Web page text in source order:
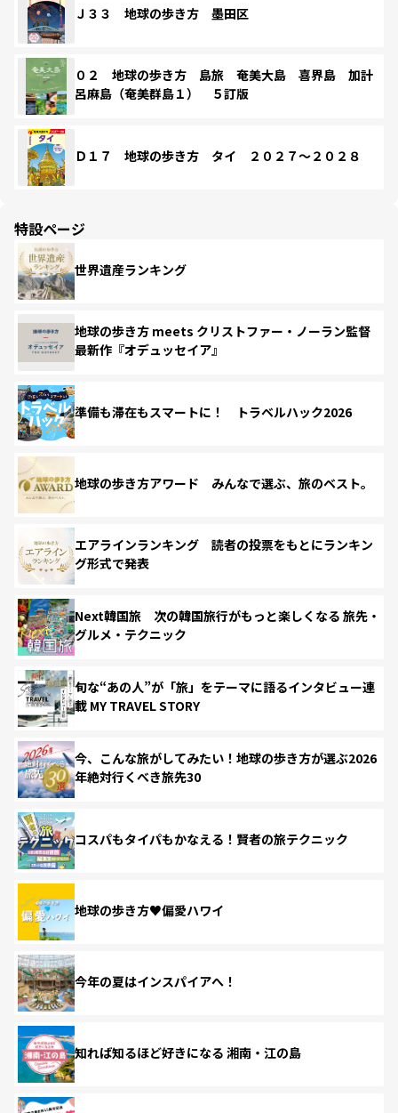
Ｊ３３ 地球の歩き方 墨田区
０２ 地球の歩き方 島旅 奄美大島 喜界島 加計
呂麻島（奄美群島１） ５訂版
Ｄ１７ 地球の歩き方 タイ ２０２７～２０２８
特設ページ
世界遺産ランキング
地球の歩き方 meets クリストファー・ノーラン監督
最新作『オデュッセイア』
準備も滞在もスマートに！ トラベルハック2026
地球の歩き方アワード みんなで選ぶ、旅のベスト。
エアラインランキング 読者の投票をもとにランキン
グ形式で発表
Next韓国旅 次の韓国旅行がもっと楽しくなる 旅先・
グルメ・テクニック
旬な“あの人”が「旅」をテーマに語るインタビュー連
載 MY TRAVEL STORY
今、こんな旅がしてみたい！地球の歩き方が選ぶ2026
年絶対行くべき旅先30
コスパもタイパもかなえる！賢者の旅テクニック
地球の歩き方♥偏愛ハワイ
今年の夏はインスパイアへ！
知れば知るほど好きになる 湘南・江の島